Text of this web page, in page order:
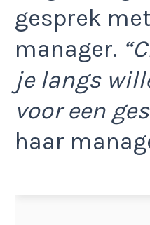
gesprek
manager.
je langs
voor een
haar